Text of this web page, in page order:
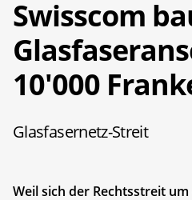
Swisscom
10'000
Glasfasernetz-Streit
Weil sich der Rechtsstreit